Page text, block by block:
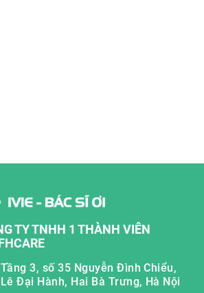
TY TNHH 1 THÀNH VIÊN
Tầng 3, số 35 Nguyễn Đình Chiểu,
Lê Đại Hành, Hai Bà Trưng, Hà Nội